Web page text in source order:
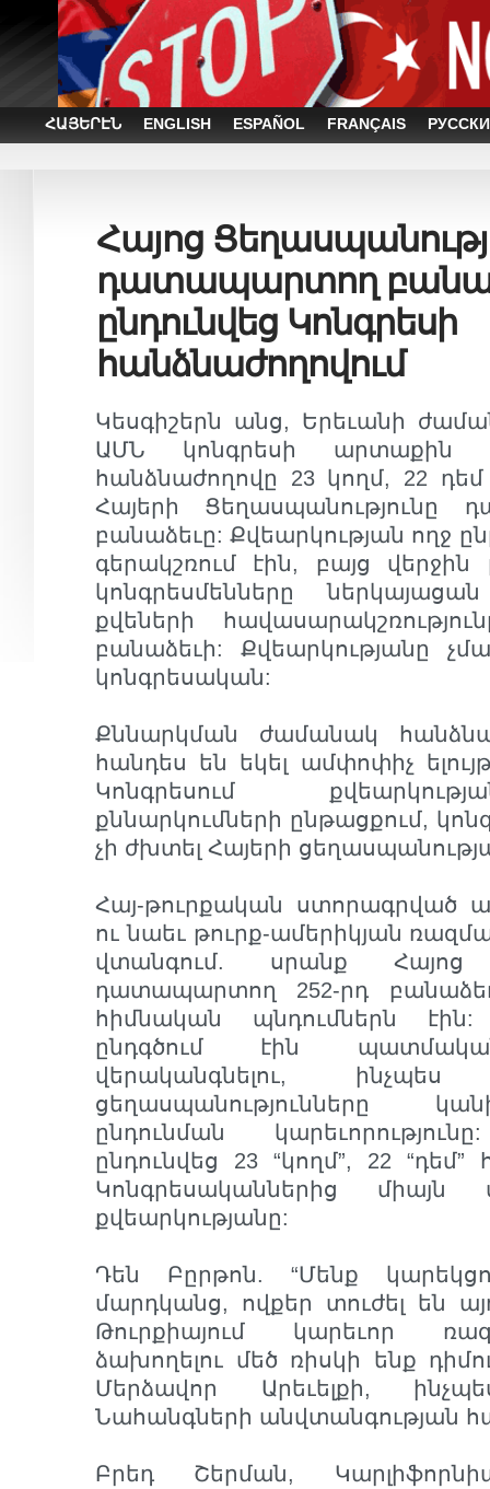
ՀԱՅԵՐԷՆ ENGLISH ESPAÑOL FRANÇAIS
Հայոց
դատապարտող
ընդունվեց Կոնգրեսի
հանձնաժողովում
Կեսգիշերն անց, Երեւանի
ԱՄՆ կոնգրեսի արտաքին
հանձնաժողովը 23 կողմ, 22 դեմ
Հայերի Ցեղասպանությունը
բանաձեւը: Քվեարկության ողջ
գերակշռում էին, բայց
կոնգրեսմենները
քվեների
բանաձեւի: Քվեարկությանը
կոնգրեսական:
Քննարկման ժամանակ
հանդես են եկել ամփոփիչ
Կոնգրեսում
քննարկումների ընթացքում,
չի ժխտել Հայերի
Հայ-թուրքական ստորագրված
ու նաեւ թուրք-ամերիկյան
վտանգում. սրանք Հայոց
դատապարտող 252-րդ
հիմնական պնդումներն էին:
ընդգծում էին
վերականգնելու,
ցեղասպանությունները
ընդունման
ընդունվեց 23 “կողմ”, 22
Կոնգրեսականներից միայն
քվեարկությանը:
Դեն Բըրթոն. “Մենք
մարդկանց, ովքեր տուժել են
Թուրքիայում կարեւոր
ձախողելու մեծ ռիսկի ենք
Մերձավոր Արեւելքի,
Նահանգների անվտանգության
Բրեդ Շերման,